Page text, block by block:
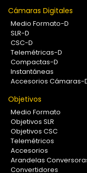
Cámaras Digitales
Medio Formato-D
SLR-D
CSC-D
Telemétricas-D
Compactas-D
Instantáneas
Accesorios Cámaras-
Objetivos
Medio Formato
Objetivos SLR
Objetivos CSC
Telemétricos
Accesorios
Arandelas
Convertidores